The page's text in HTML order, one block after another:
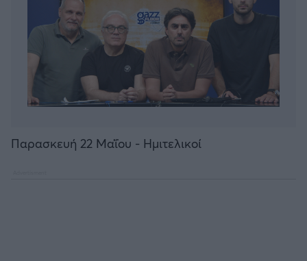
Παρασκευή 22 Μαΐου - Ημιτελικοί